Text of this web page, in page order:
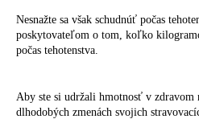
Nesnažte sa však schudnúť počas
poskytovateľom o tom, koľko
počas tehotenstva.
Aby ste si udržali hmotnosť v zdravom
dlhodobých zmenách svojich